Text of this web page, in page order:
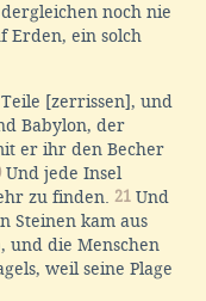
noch nie
Erden, ein solch
[zerrissen], und
Babylon, der
er ihr den Becher
Und jede Insel
zu finden. 21 Und
Steinen kam aus
und die Menschen
weil seine Plage